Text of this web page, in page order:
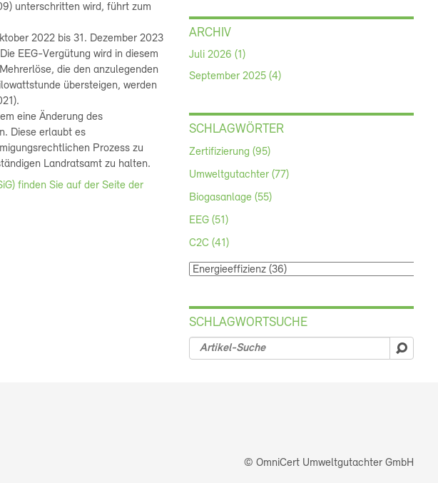
unterschritten wird, führt zum
2022 bis 31. Dezember 2023
EEG-Vergütung wird in diesem
die den anzulegenden
übersteigen, werden
eine Änderung des
Diese erlaubt es
Prozess zu
Landratsamt zu halten.
finden Sie auf der Seite der
ARCHIV
Juli 2026 (1)
September 2025 (4)
SCHLAGWÖRTER
Zertifizierung (95)
Umweltgutachter (77)
Biogasanlage (55)
EEG (51)
C2C (41)
SCHLAGWORTSUCHE
suchen
© OmniCert Umweltgutachter GmbH